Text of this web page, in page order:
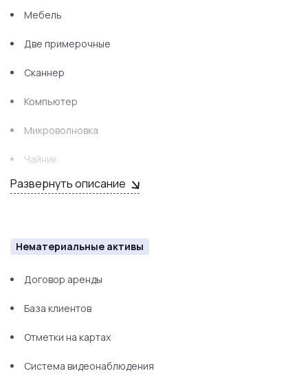
Мебель
Две примерочные
Сканнер
Компьютер
Микроволновка
Чайник
Камеры видеонаблюдения
Развернуть описание
Нематериальные активы
Договор аренды
База клиентов
Отметки на картах
Система видеонаблюдения